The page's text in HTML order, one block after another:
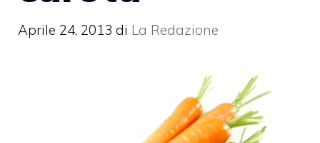
Aprile 24, 2013 di La Redazione